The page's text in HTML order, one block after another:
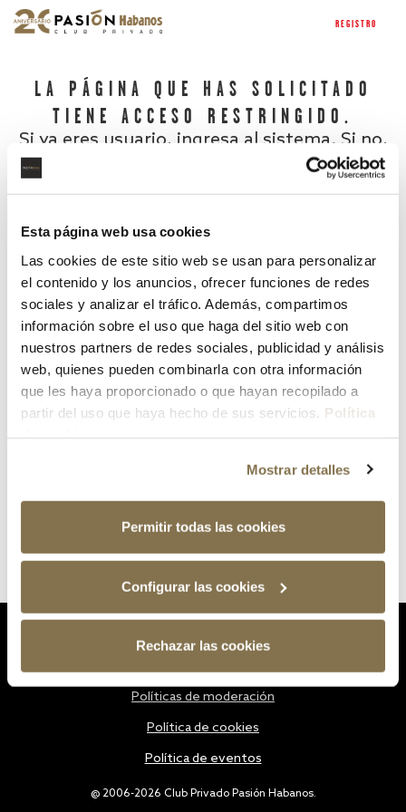
Esta página web usa cookies
Las cookies de este sitio web se usan para personalizar
el contenido y los anuncios, ofrecer funciones de redes
sociales y analizar el tráfico. Además, compartimos
información sobre el uso que haga del sitio web con
nuestros partners de redes sociales, publicidad y análisis
web, quienes pueden combinarla con otra información
que les haya proporcionado o que hayan recopilado a
partir del uso que haya hecho de sus servicios. Política
Mostrar detalles
Permitir todas las cookies
Configurar las cookies
Rechazar las cookies
REGISTRO
LA PÁGINA QUE HAS SOLICITADO
TIENE ACCESO RESTRINGIDO.
Si ya eres usuario, ingresa al sistema. Si no,
¿Has olvidado tu contraseña?
@ 2006-2026 Club Privado Pasión Habanos.
Políticas de moderación
Política de cookies
Política de eventos